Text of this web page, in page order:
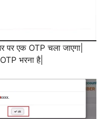
पर एक OTP चला जाएगा|
भरना है|